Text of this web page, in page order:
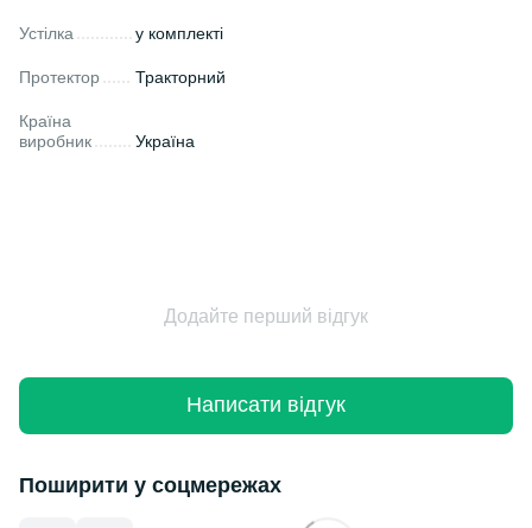
Устілка у комплекті
Протектор Тракторний
Країна
виробник
Україна
Додайте перший відгук
Написати відгук
Поширити у соцмережах